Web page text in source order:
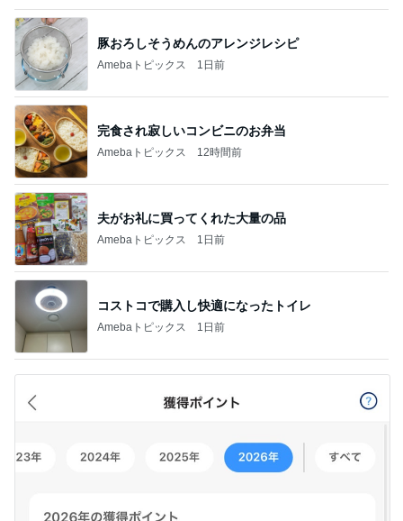
豚おろしそうめんのアレンジレシピ
Amebaトピックス 1日前
完食され寂しいコンビニのお弁当
Amebaトピックス 12時間前
夫がお礼に買ってくれた大量の品
Amebaトピックス 1日前
コストコで購入し快適になったトイレ
Amebaトピックス 1日前